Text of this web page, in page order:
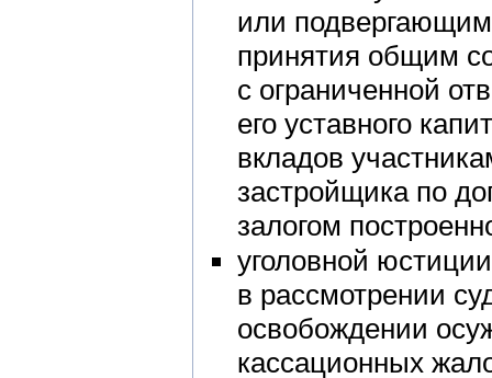
или
принятия общим
c ограниченной
его уставного
вкладов
застройщика по
залогом
уголовной
в рассмотрении
освобождении
кассационных